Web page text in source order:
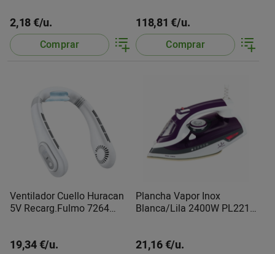
2,18 €/u.
Comprar
118,81 €/u.
Comprar
Ventilador Cuello Huracan
5V Recarg.Fulmo 7264
19,34 €/u.
Plancha Vapor Inox
Blanca/Lila 2400W PL221C
21,16 €/u.